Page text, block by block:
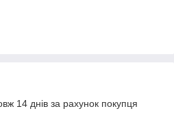
14 днів за рахунок покупця